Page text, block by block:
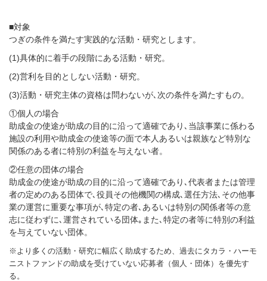
■対象
つぎの条件を満たす実践的な活動・研究とします。
(1)具体的に着手の段階にある活動・研究。
(2)営利を目的としない活動・研究。
(3)活動・研究主体の資格は問わないが､次の条件を満たすもの。
①個人の場合
助成金の使途が助成の目的に沿って適確であり､当該事業に係わる
施設の利用や助成金の使途等の面で本人あるいは親族など特別な
関係のある者に特別の利益を与えない者。
②任意の団体の場合
助成金の使途が助成の目的に沿って適確であり､代表者または管理
者の定めのある団体で､役員その他機関の構成､選任方法､その他事
業の運営に重要な事項が､特定の者､あるいは特別の関係者等の意
志に従わずに､運営されている団体｡また､特定の者等に特別の利益
を与えていない団体。
※より多くの活動・研究に幅広く助成するため、過去にタカラ・ハーモ
ニストファンドの助成を受けていない応募者（個人・団体）を優先す
る。